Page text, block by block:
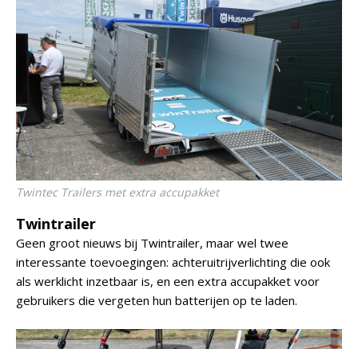
Twintec Trailers met extra accupakket
Twintrailer
Geen groot nieuws bij Twintrailer, maar wel twee
interessante toevoegingen: achteruitrijverlichting die ook
als werklicht inzetbaar is, en een extra accupakket voor
gebruikers die vergeten hun batterijen op te laden.